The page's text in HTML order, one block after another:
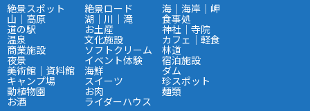
絶景スポット 絶景ロード 海｜海岸｜岬
山｜高原 湖｜川｜滝 食事処
道の駅 お土産 神社｜寺院
温泉 文化施設 カフェ｜軽食
商業施設 ソフトクリーム 林道
夜景 イベント体験 宿泊施設
美術館｜資料館 海鮮 ダム
キャンプ場 スイーツ 珍スポット
動植物園 お肉 麺類
お酒 ライダーハウス